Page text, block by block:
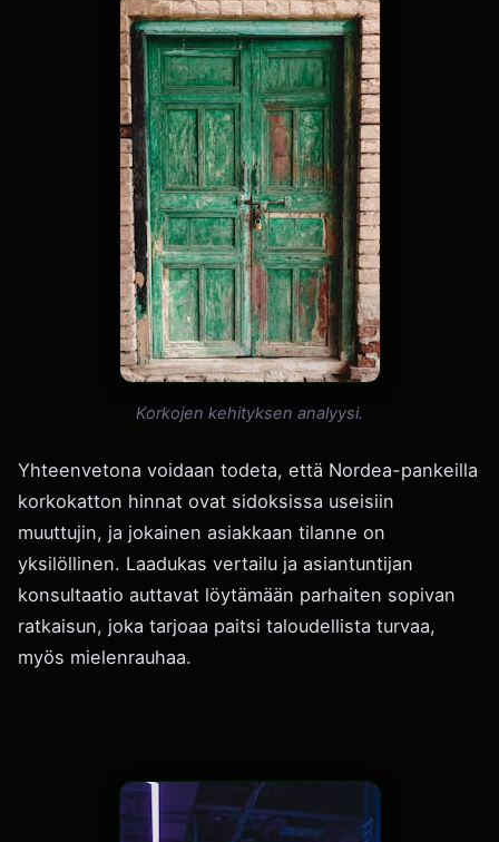
Korkojen kehityksen analyysi.
Yhteenvetona voidaan todeta, että Nordea-pankeilla
korkokatton hinnat ovat sidoksissa useisiin
muuttujin, ja jokainen asiakkaan tilanne on
yksilöllinen. Laadukas vertailu ja asiantuntijan
konsultaatio auttavat löytämään parhaiten sopivan
ratkaisun, joka tarjoaa paitsi taloudellista turvaa,
myös mielenrauhaa.